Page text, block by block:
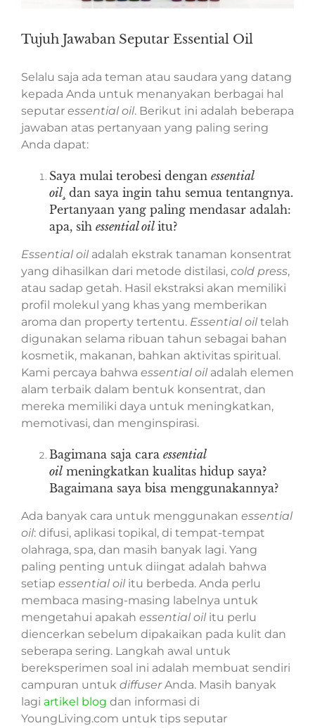
Tujuh Jawaban Seputar Essential Oil
Selalu saja ada teman atau saudara yang datang
kepada Anda untuk menanyakan berbagai hal
seputar essential oil. Berikut ini adalah beberapa
jawaban atas pertanyaan yang paling sering
Anda dapat:
Saya mulai terobesi dengan essential
oil¸ dan saya ingin tahu semua tentangnya.
Pertanyaan yang paling mendasar adalah:
apa, sih essential oil itu?
Essential oil adalah ekstrak tanaman konsentrat
yang dihasilkan dari metode distilasi, cold press,
atau sadap getah. Hasil ekstraksi akan memiliki
profil molekul yang khas yang memberikan
aroma dan property tertentu. Essential oiltelah
digunakan selama ribuan tahun sebagai bahan
kosmetik, makanan, bahkan aktivitas spiritual.
Kami percaya bahwa essential oiladalah elemen
alam terbaik dalam bentuk konsentrat, dan
mereka memiliki daya untuk meningkatkan,
memotivasi, dan menginspirasi.
Bagimana saja cara essential
oilmeningkatkan kualitas hidup saya?
Bagaimana saya bisa menggunakannya?
Ada banyak cara untuk menggunakan essential
oil: difusi, aplikasi topikal, di tempat-tempat
olahraga, spa, dan masih banyak lagi. Yang
paling penting untuk diingat adalah bahwa
setiap essential oil itu berbeda. Anda perlu
membaca masing-masing labelnya untuk
mengetahui apakah essential oilitu perlu
diencerkan sebelum dipakaikan pada kulit dan
seberapa sering. Langkah awal untuk
bereksperimen soal ini adalah membuat sendiri
campuran untuk diffuserAnda. Masih banyak
lagi artikel blog dan informasi di
YoungLiving.com untuk tips seputar